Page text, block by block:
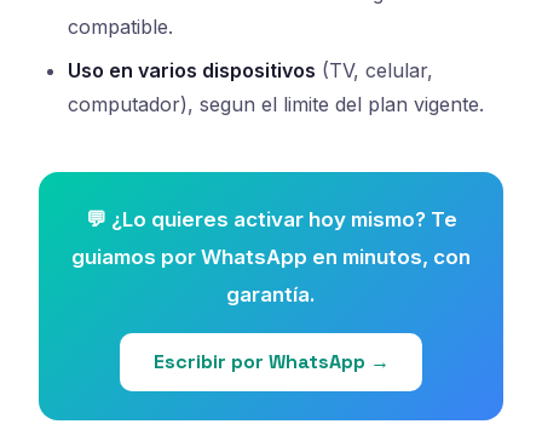
compatible.
Uso en varios dispositivos (TV, celular,
computador), segun el limite del plan vigente.
💬 ¿Lo quieres activar hoy mismo? Te
guiamos por WhatsApp en minutos, con
garantía.
Escribir por WhatsApp →